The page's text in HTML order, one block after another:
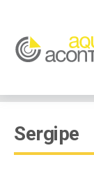
Sergipe